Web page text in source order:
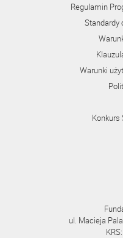
Regulamin
Standardy
Warunki
Konkurs
ul. Macieja